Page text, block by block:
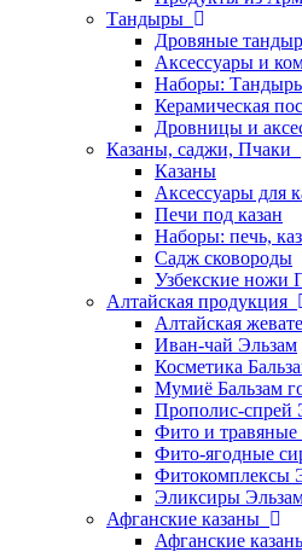
Тандыры
Дровяные
Аксессуары и
Наборы:
Керамическая
Дровницы и
Казаны, саджи, Пчаки
Казаны
Аксессуары для
Печи под казан
Наборы: печь,
Садж сковороды
Узбекские ножи
Алтайская продукция
Алтайская
Иван-чай Эльзам
Косметика
Мумиё Бальзам
Прополис-спрей
Фито и
Фито-ягодные
Фитокомплексы
Эликсиры
Афганские казаны
Афганские